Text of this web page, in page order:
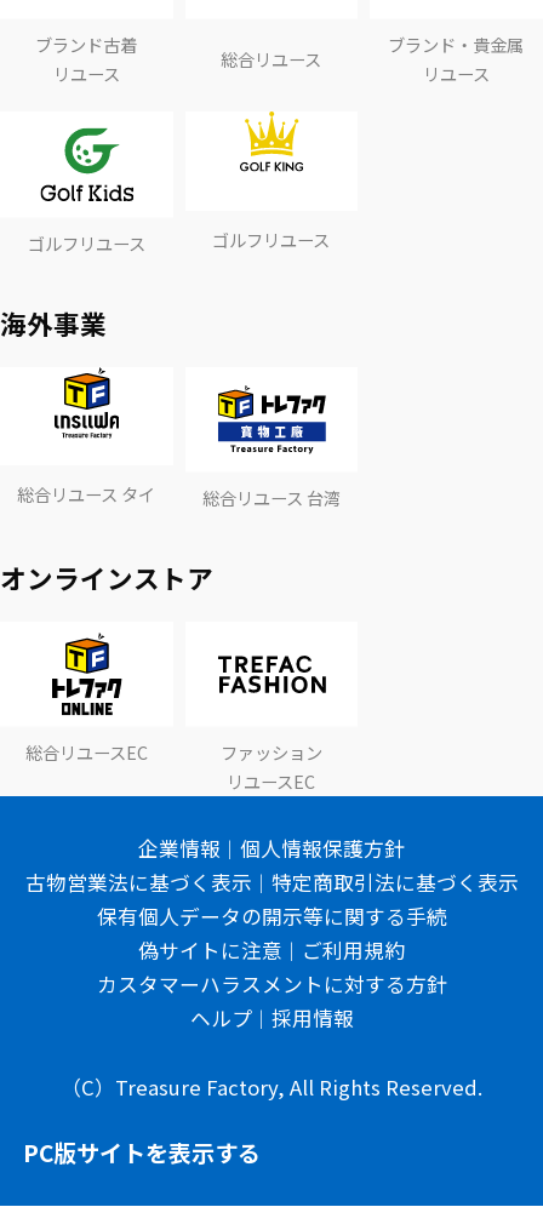
ブランド古着
リユース
総合リユース
ブランド・貴金属
リユース
ゴルフリユース ゴルフリユース
海外事業
総合リユース タイ 総合リユース 台湾
オンラインストア
総合リユースEC
ファッション
リユースEC
企業情報
個人情報保護方針
古物営業法に基づく表示
特定商取引法に基づく表示
保有個人データの開示等に関する手続
偽サイトに注意
ご利用規約
カスタマーハラスメントに対する方針
ヘルプ
採用情報
（C）Treasure Factory, All Rights Reserved.
PC版サイトを表示する